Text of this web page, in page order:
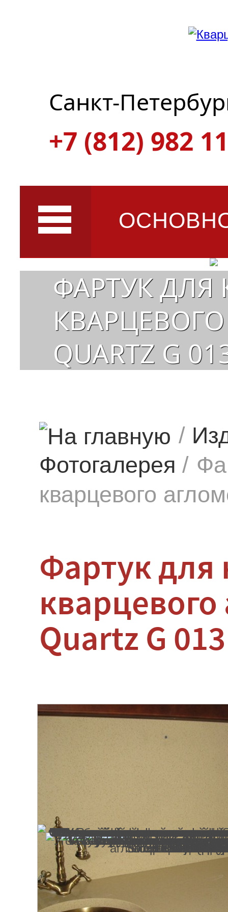
Санкт-
+7 (812) 982
ФАРТУК ДЛЯ
КВАРЦЕВОГО
QUARTZ G
/
Фотогалерея /
кварцевого
Фартук для
Quartz G 013